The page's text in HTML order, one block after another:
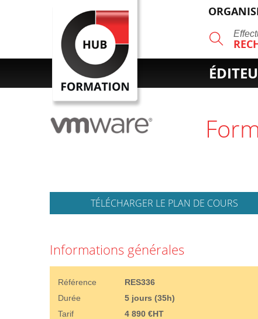
TÉLÉCHARGER LE PLAN DE COURS
Informations générales
Référence
RES336
Durée
5 jours (35h)
Tarif
4 890 €HT